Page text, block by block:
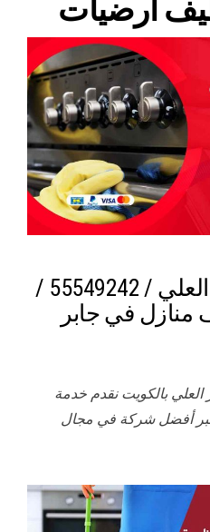
ارضيات
تنظيف منازل جابر العلي / 55549242 /
في جابر
بالكويت نقدم خدمة
أفضل شركة في مجال